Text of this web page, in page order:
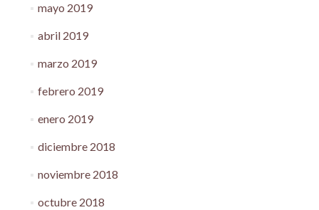
mayo 2019
abril 2019
marzo 2019
febrero 2019
enero 2019
diciembre 2018
noviembre 2018
octubre 2018